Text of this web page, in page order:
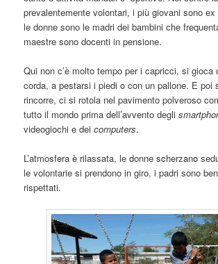
prevalentemente volontari, i più giovani sono
le donne sono le madri dei bambini che
maestre sono docenti in pensione.
Qui non c’è molto tempo per i capricci, si gioca
corda, a pestarsi i piedi o con un pallone. E poi
rincorre, ci si rotola nel pavimento polveroso
tutto il mondo prima dell’avvento degli
videogiochi e deicomputers.
L’atmosfera è rilassata, le donne scherzano
le volontarie si prendono in giro, i padri sono
rispettati.